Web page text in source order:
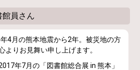
員さん
4月の熊本地震から2年。被災地の方
よりお見舞い申し上げます。
年7月の「図書館総合展 in 熊本」